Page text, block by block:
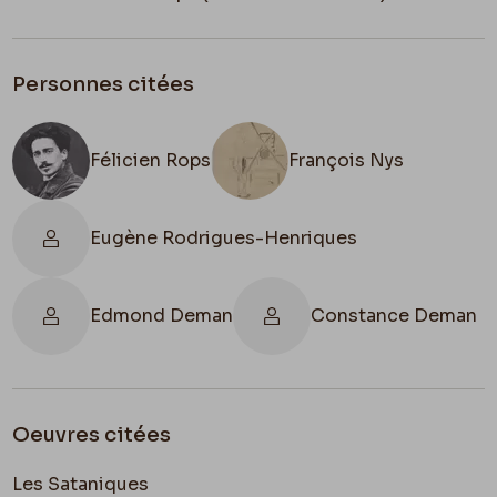
Personnes citées
Félicien Rops François Nys
Eugène Rodrigues-Henriques
Edmond Deman Constance Deman
Oeuvres citées
Les Sataniques